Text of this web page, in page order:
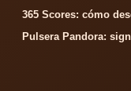
365 Scores: cómo
Pulsera Pandora: